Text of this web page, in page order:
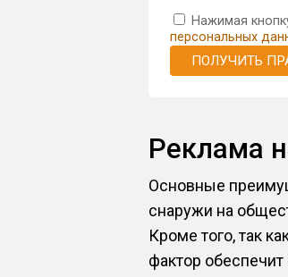
Нажимая
персональных
ПОЛУЧИТЬ
Реклама
Основные
снаружи на
Кроме того, так
фактор